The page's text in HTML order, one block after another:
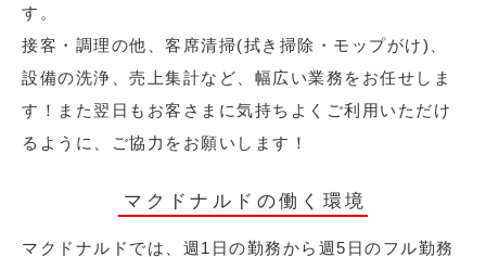
す。
接客・調理の他、客席清掃(拭き掃除・モップがけ)、
設備の洗浄、売上集計など、幅広い業務をお任せしま
す！また翌日もお客さまに気持ちよくご利用いただけ
るように、ご協力をお願いします！
マクドナルドの働く環境
マクドナルドでは、週1日の勤務から週5日のフル勤務